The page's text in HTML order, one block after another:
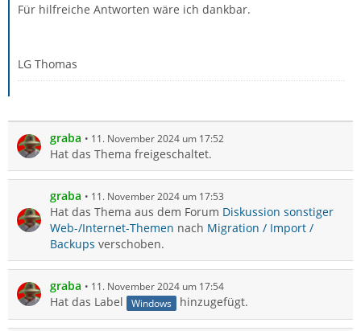
Für hilfreiche Antworten wäre ich dankbar.
LG Thomas
graba 11. November 2024 um 17:52
Hat das Thema freigeschaltet.
graba 11. November 2024 um 17:53
Hat das Thema aus dem Forum Diskussion sonstiger
Web-/Internet-Themen nach Migration / Import /
Backups verschoben.
graba 11. November 2024 um 17:54
Hat das Label Windows hinzugefügt.